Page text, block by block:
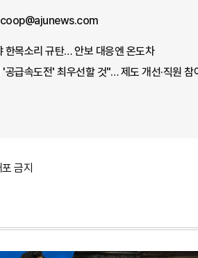
한목소리 규탄… 안보 대응엔 온도차
급속도전' 최우선할 것"… 제도 개선·직원 참
금지